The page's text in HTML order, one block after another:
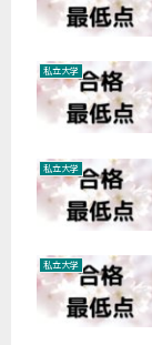
私立大学
私立大学
私立大学